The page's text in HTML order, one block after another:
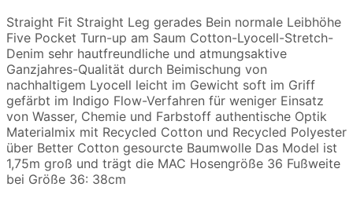
Straight Fit Straight Leg gerades Bein normale Leibhöhe
Five Pocket Turn-up am Saum Cotton-Lyocell-Stretch-
Denim sehr hautfreundliche und atmungsaktive
Ganzjahres-Qualität durch Beimischung von
nachhaltigem Lyocell leicht im Gewicht soft im Griff
gefärbt im Indigo Flow-Verfahren für weniger Einsatz
von Wasser, Chemie und Farbstoff authentische Optik
Materialmix mit Recycled Cotton und Recycled Polyester
über Better Cotton gesourcte Baumwolle Das Model ist
1,75m groß und trägt die MAC Hosengröße 36 Fußweite
bei Größe 36: 38cm